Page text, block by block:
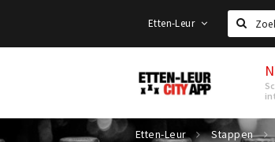
Etten-Leur
Zoeken
Etten-
Leur
Etten-Leur Stappen